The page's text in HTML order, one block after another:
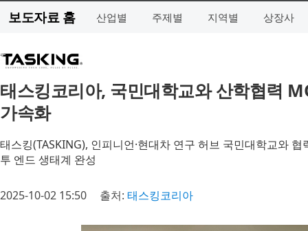
보도자료 홈 산업별 주제별 지역별 상장사
태스킹코리아, 국민대학교와 산학협력
가속화
태스킹(TASKING), 인피니언·현대차 연구 허브 국민대학교와
투 엔드 생태계 완성
2025-10-02 15:50 출처: 태스킹코리아